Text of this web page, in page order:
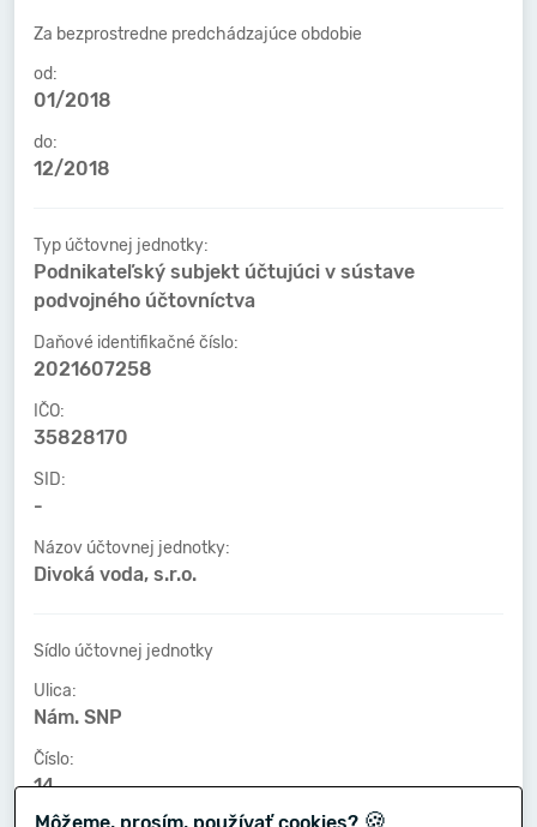
Za bezprostredne predchádzajúce obdobie
od:
01/2018
do:
12/2018
Typ účtovnej jednotky:
Podnikateľský subjekt účtujúci v sústave
podvojného účtovníctva
Daňové identifikačné číslo:
2021607258
IČO:
35828170
SID:
-
Názov účtovnej jednotky:
Divoká voda, s.r.o.
Sídlo účtovnej jednotky
Ulica:
Nám. SNP
Číslo:
14
🍪